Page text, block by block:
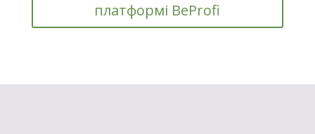
платформі BeProfi